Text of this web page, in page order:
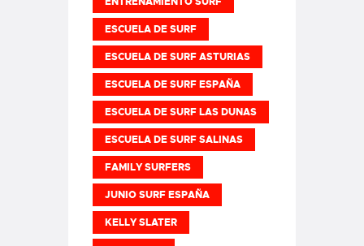
ESCUELA DE SURF
ESCUELA DE SURF ASTURIAS
ESCUELA DE SURF ESPAÑA
ESCUELA DE SURF LAS DUNAS
ESCUELA DE SURF SALINAS
FAMILY SURFERS
JUNIO SURF ESPAÑA
KELLY SLATER